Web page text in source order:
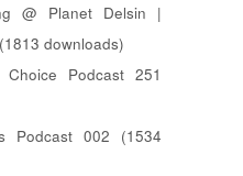
@ Planet Delsin |
downloads)
Podcast 251
Podcast 002 (1534